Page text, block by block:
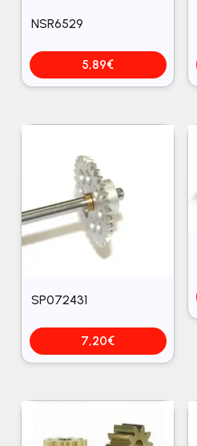
NSR6529
5,89€
SP072431
7,20€